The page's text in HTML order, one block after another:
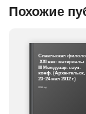
Похожие
Славянская
XXI век: материалы
III Междунар. науч.
конф. (Архангельск,
23–24 мая 2012 г.)
2014 год